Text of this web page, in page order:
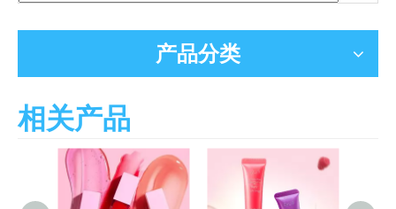
产品分类
相关产品